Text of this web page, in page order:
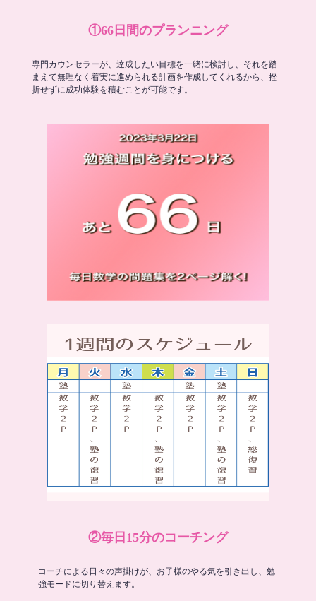
①66日間のプランニング
専門カウンセラーが、達成したい目標を一緒に検討し、それを踏
まえて無理なく着実に進められる計画を作成してくれるから、挫
折せずに成功体験を積むことが可能です。
②毎日15分のコーチング
コーチによる日々の声掛けが、お子様のやる気を引き出し、勉
強モードに切り替えます。